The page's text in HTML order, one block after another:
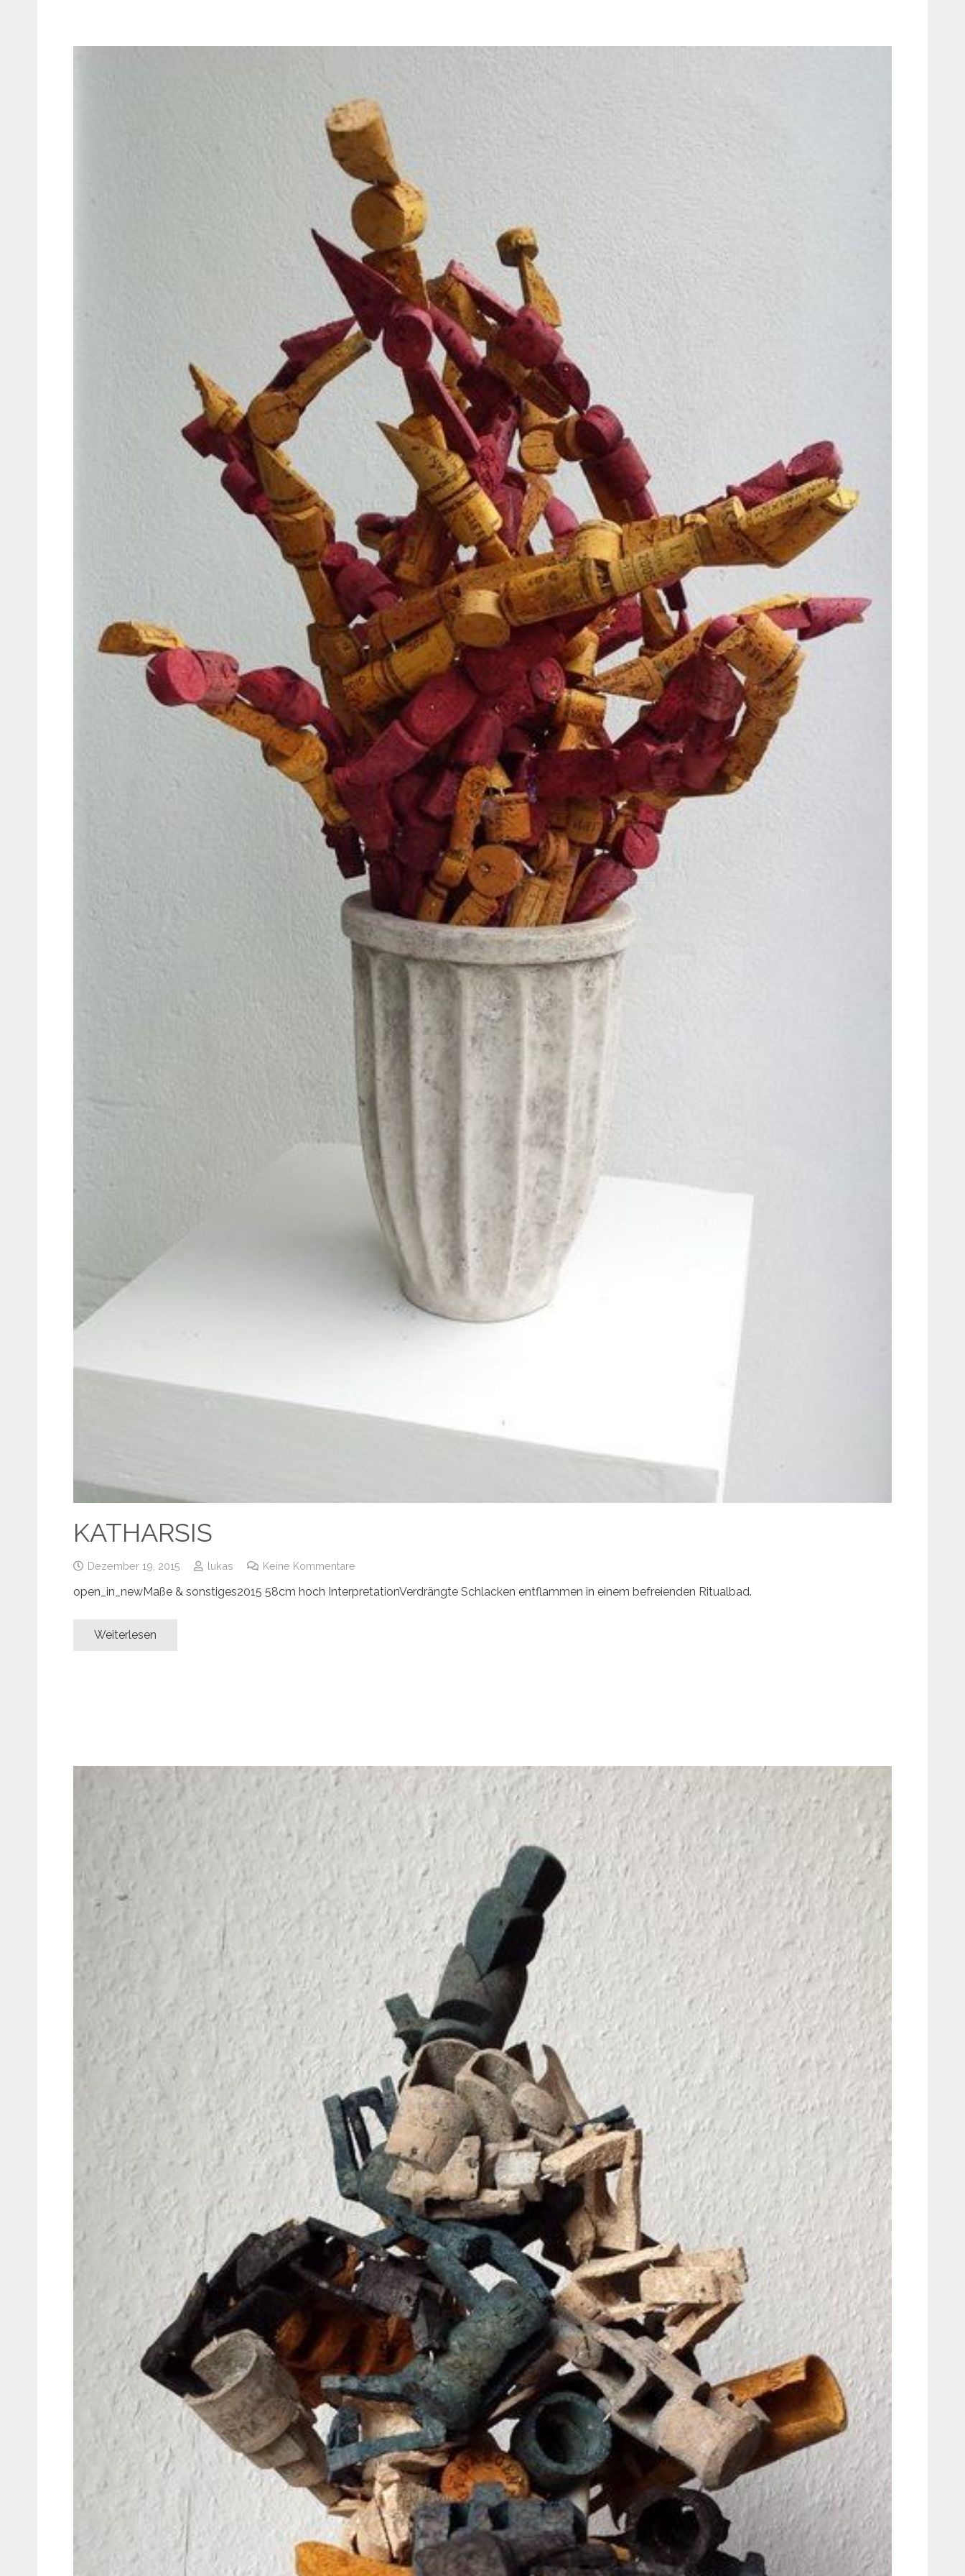
KATHARSIS
Dezember 19, 2015 lukas Keine Kommentare
open_in_newMaße & sonstiges2015 58cm hoch InterpretationVerdrängte Schlacken entflammen in einem befreienden Ritualbad.
Weiterlesen